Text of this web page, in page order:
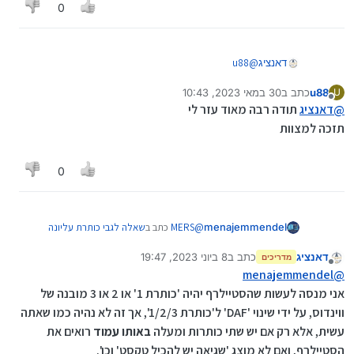
בעת תצוגה מקדימה של המסמך, שדה
0
דאנציג@
u88
וכאן
בהצלחה
U
מנותק
u88כתב ב30 במאי 2023, 10:43
נערך לאחרונה על ידי
@דאנציגתודה רבה מאוד עזר לי
תזכה למצוות
0
menajemmendel
@
MERS כתב בשאלה לגבי כותרת עליונה
לא הבנתי מילה מזה, אבל אני מעלה את זה
בקובץ תשנו את זה לפי צורכיכם:STYLEREF
מותנה.docx
סליחה שאני לא מסביר באריכות,אבל אין לי
שדה ה-IF הוא תכונה רבת עוצמה ב-Microsoft
Word המאפשרת לך להוסיף טקסט או לבצע
מנותק
דאנציג מדריכים כתב ב8 ביוני 2023, 19:47
נערך לאחרונה על ידי
@
menajemmendel
אני מנסה לעשות שהסטיילרף יהיה 'כותרת 1' או 2 או 3 מובנה של
ווינדוס, על ידי שינוי 'DAF' ל'כותרת 1/2/3', אך זה לא נהיה כמו שאתה
עשית, אלא רק אם יש שתי כותרות ומעלהבאותו עמוד רואים את
הסטיילרף, ואם לא מוצג 'שגיאה יש להכיל טקסט' וכו'.